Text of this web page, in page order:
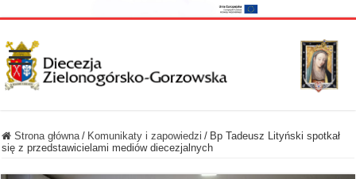
Strona główna / Komunikaty i zapowiedzi / Bp Tadeusz Lityński spotkał
się z przedstawicielami mediów diecezjalnych